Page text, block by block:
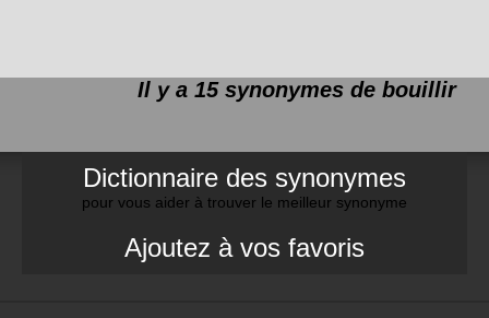
Il y a 15 synonymes de bouillir
Dictionnaire des synonymes
pour vous aider à trouver le meilleur synonyme
Ajoutez à vos favoris